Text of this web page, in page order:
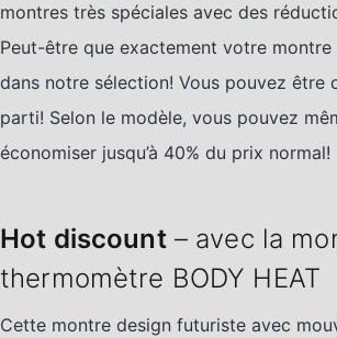
montres très spéciales avec des
Peut-être que exactement votre montre
dans notre sélection! Vous pouvez être
parti! Selon le modèle, vous pouvez
économiser jusqu’à 40% du prix normal!
Hot discount– avec la
thermomètre BODY HEAT
Cette montre design futuriste avec